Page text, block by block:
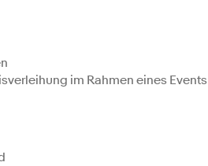
im Rahmen eines Events